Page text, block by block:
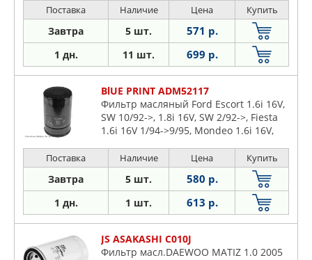
Поставка Наличие Цена Купить
Завтра 5 шт. 571 р.
1 дн. 11 шт. 699 р.
BlUE PRINT ADM52117
Фильтр масляный Ford Escort 1.6i 16V,
SW 10/92->, 1.8i 16V, SW 2/92->, Fiesta
1.6i 16V 1/94->9/95, Mondeo 1.6i 16V,
Поставка Наличие Цена Купить
Завтра 5 шт. 580 р.
1 дн. 1 шт. 613 р.
JS ASAKASHI C010J
Фильтр масл.DAEWOO MATIZ 1.0 2005